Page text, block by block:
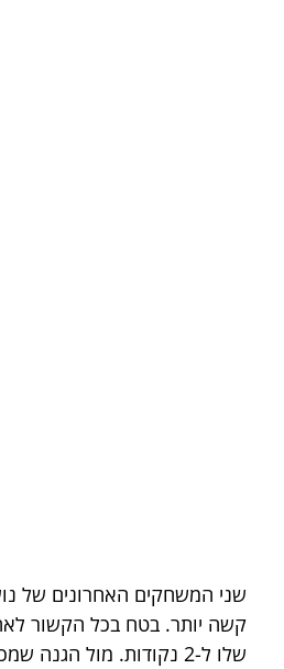
שני המשחקים האחרונים של
קשה יותר. בטח בכל הקשור
שלו ל-2 נקודות. מול הגנה